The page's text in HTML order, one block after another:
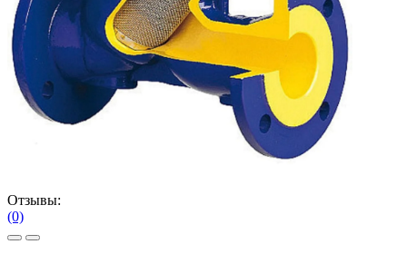
Отзывы:
(0)